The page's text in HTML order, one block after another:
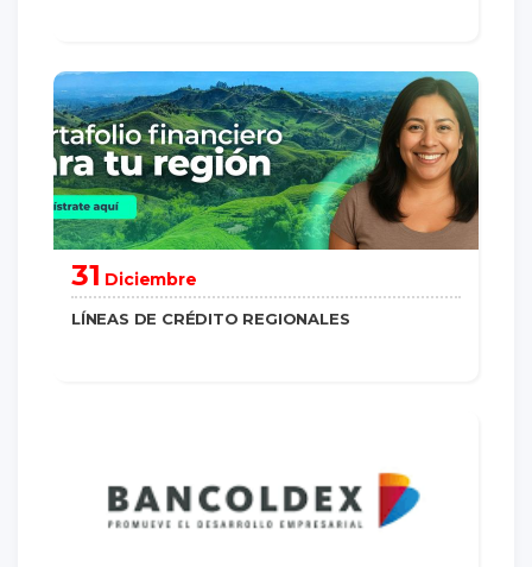
saber más
31 Diciembre
LÍNEAS DE CRÉDITO REGIONALES